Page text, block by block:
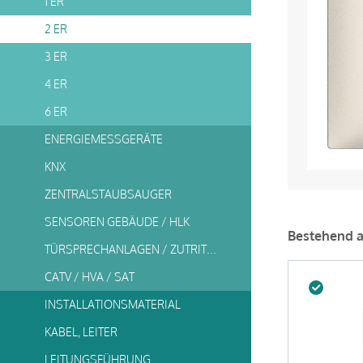
2 ER
3 ER
4 ER
6 ER
ENERGIEMESSGERÄTE
KNX
ZENTRALSTAUBSAUGER
SENSOREN GEBÄUDE / HLK
TÜRSPRECHANLAGEN / ZUTRITTSSYSTEME
CATV / HVA / SAT
INSTALLATIONSMATERIAL
KABEL, LEITER
LEITUNGSFÜHRUNG
Bestehend